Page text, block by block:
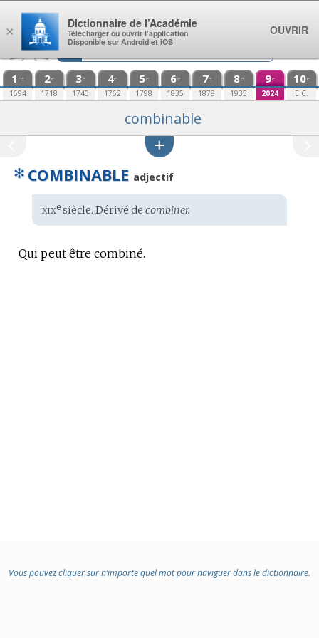
Aller au contenu
1 re
1694
2e
1718
3e
1740
4e
1762
5e
1798
6e
1835
7e
1878
8e
1935
9e
2024
10e
E.C.
combinable
✻ COMBINABLE adjectif
Étymologie
:
xixesiècle. Dérivé de combiner.
Qui peut être combiné.
Vous pouvez cliquer sur n’importe quel mot pour naviguer dans le dictionnaire.
×
Dictionnaire de l’Académie
Télécharger ou ouvrir l’application
Disponible sur Android et iOS
OUVRIR